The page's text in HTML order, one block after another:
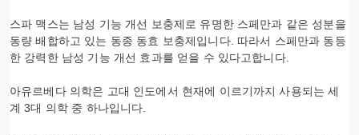
스파 맥스는 남성 기능 개선 보충제로 유명한 스페만과 같은 성분을
동량 배합하고 있는 동종 동효 보충제입니다. 따라서 스페만과 동등
한 강력한 남성 기능 개선 효과를 얻을 수 있다고합니다.
아유르베다 의학은 고대 인도에서 현재에 이르기까지 사용되는 세
계 3대 의학 중 하나입니다.